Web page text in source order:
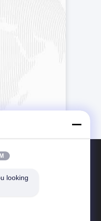
Co.,
ンです 配達7
looking